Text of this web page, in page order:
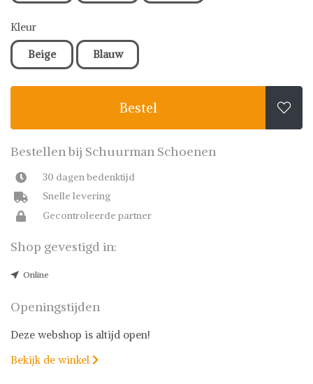
Kleur
Beige Blauw
Bestel 
Bestellen bij Schuurman Schoenen
30 dagen bedenktijd
Snelle levering
Gecontroleerde partner
Shop gevestigd in:
Online
Openingstijden
Deze webshop is altijd open!
Bekijk de winkel 